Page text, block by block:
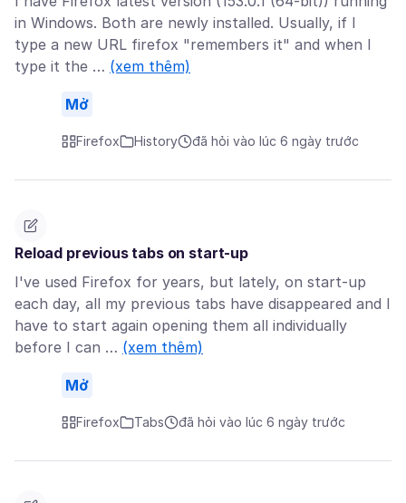
in Windows. Both are newly installed. Usually, if I
type a new URL firefox "remembers it" and when I
type it the … (xem thêm)
Mở
Firefox History đã hỏi vào lúc 6 ngày trước
Reload previous tabs on start-up
I've used Firefox for years, but lately, on start-up
each day, all my previous tabs have disappeared and I
have to start again opening them all individually
before I can … (xem thêm)
Mở
Firefox Tabs đã hỏi vào lúc 6 ngày trước